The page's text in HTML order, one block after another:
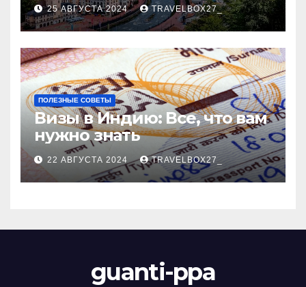
25 АВГУСТА 2024 TRAVELBOX27_
ПОЛЕЗНЫЕ СОВЕТЫ
Визы в Индию: Все, что вам
нужно знать
22 АВГУСТА 2024 TRAVELBOX27_
guanti-ppa